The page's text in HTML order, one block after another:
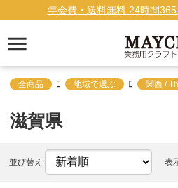
年会費・送料無料 24時間
全商品 地域で選ぶ 関西 /
滋賀県
並び替え 表